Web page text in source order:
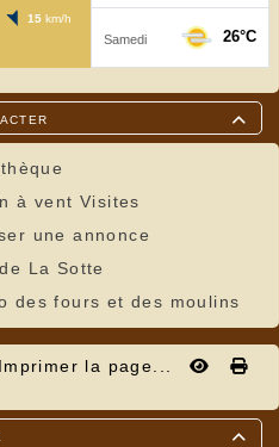

à vent Visites
une annonce
La Sotte
des fours et des moulins
Imprimer la page...
